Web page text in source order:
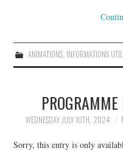
ANIMATIONS, INFORMATIONS
WEDNESDAY JULY 10TH, 2024
Sorry, this entry is only